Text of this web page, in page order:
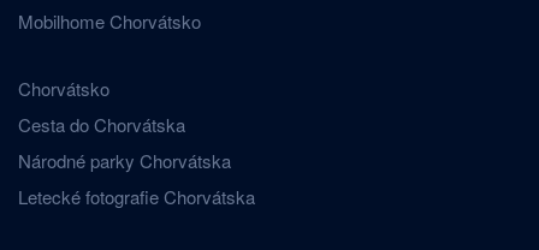
Mobilhome Chorvátsko
Chorvátsko
Cesta do Chorvátska
Národné parky Chorvátska
Letecké fotografie Chorvátska